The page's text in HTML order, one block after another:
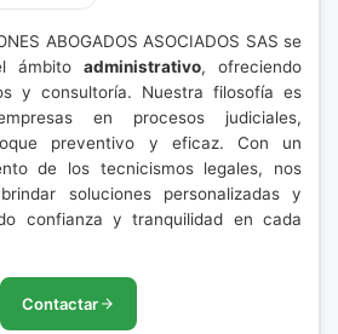
ABOGADOS ASOCIADOS SAS se
ámbito administrativo, ofreciendo
y consultoría. Nuestra filosofía es
en procesos judiciales,
preventivo y eficaz. Con un
de los tecnicismos legales, nos
soluciones personalizadas y
confianza y tranquilidad en cada
Contactar